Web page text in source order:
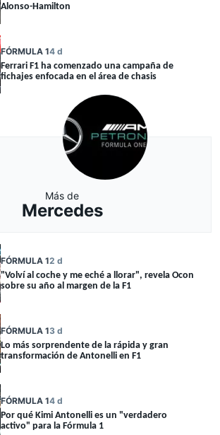
Alonso-Hamilton
FÓRMULA 14 d
Ferrari F1 ha comenzado una campaña de
fichajes enfocada en el área de chasis
Más de
Mercedes
FÓRMULA 12 d
"Volví al coche y me eché a llorar", revela Ocon
sobre su año al margen de la F1
FÓRMULA 13 d
Lo más sorprendente de la rápida y gran
transformación de Antonelli en F1
FÓRMULA 14 d
Por qué Kimi Antonelli es un "verdadero
activo" para la Fórmula 1